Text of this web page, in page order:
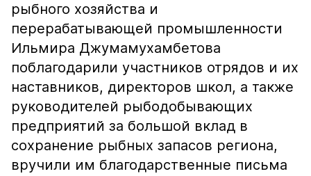
рыбного хозяйства и
перерабатывающей промышленности
Ильмира Джумамухамбетова
поблагодарили участников отрядов и их
наставников, директоров школ, а также
руководителей рыбодобывающих
предприятий за большой вклад в
сохранение рыбных запасов региона,
вручили им благодарственные письма